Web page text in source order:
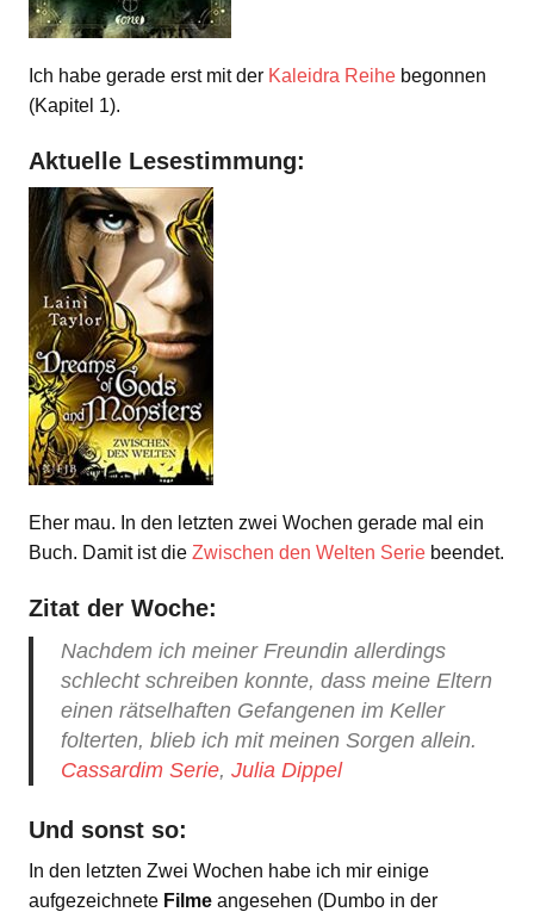
Ich habe gerade erst mit der Kaleidra Reihe begonnen
(Kapitel 1).
Aktuelle Lesestimmung:
Eher mau. In den letzten zwei Wochen gerade mal ein
Buch. Damit ist die Zwischen den Welten Serie beendet.
Zitat der Woche:
Nachdem ich meiner Freundin allerdings
schlecht schreiben konnte, dass meine Eltern
einen rätselhaften Gefangenen im Keller
folterten, blieb ich mit meinen Sorgen allein.
Cassardim Serie, Julia Dippel
Und sonst so:
In den letzten Zwei Wochen habe ich mir einige
aufgezeichnete Filme angesehen (Dumbo in der